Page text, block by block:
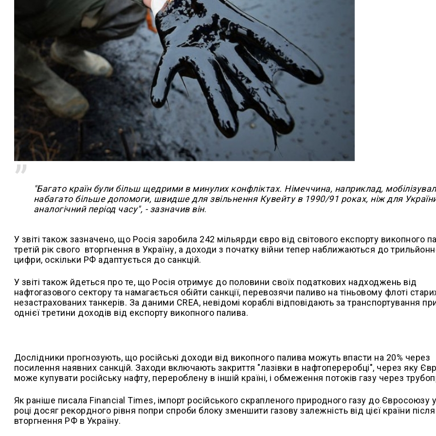
"Багато країн були більш щедрими в минулих конфліктах. Німеччина, наприклад,
набагато більше допомоги, швидше для звільнення Кувейту в 1990/91 роках, ніж для
аналогічний період часу", - зазначив він.
У звіті також зазначено, що Росія заробила 242 мільярди євро від світового експорту викопного
третій рік свого вторгнення в Україну, а доходи з початку війни тепер наближаються до
цифри, оскільки РФ адаптується до санкцій.
У звіті також йдеться про те, що Росія отримує до половини своїх податкових надходжень від
нафтогазового сектору та намагається обійти санкції, перевозячи паливо на тіньовому флоті
незастрахованих танкерів. За даними CREA, невідомі кораблі відповідають за транспортування
однієї третини доходів від експорту викопного палива.
Дослідники прогнозують, що російські доходи від викопного палива можуть впасти на 20% через
посилення наявних санкцій. Заходи включають закриття "лазівки в нафтопереробці", через яку
може купувати російську нафту, перероблену в іншій країні, і обмеження потоків газу через
Як раніше писала Financial Times, імпорт російського скрапленого природного газу до Євросоюзу
році досяг рекордного рівня попри спроби блоку зменшити газову залежність від цієї країни після
вторгнення РФ в Україну.